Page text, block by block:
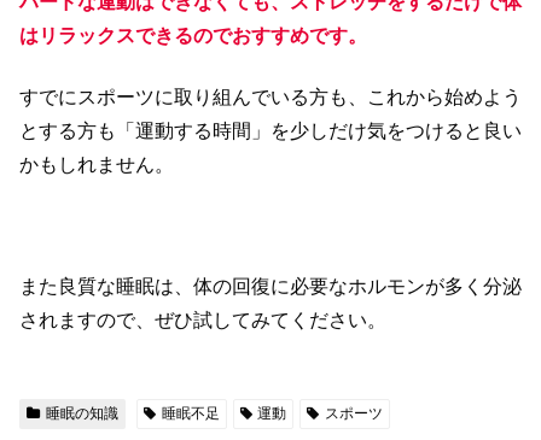
はリラックスできるのでおすすめです。
すでにスポーツに取り組んでいる方も、これから始めよう
とする方も「運動する時間」を少しだけ気をつけると良い
かもしれません。
また良質な睡眠は、体の回復に必要なホルモンが多く分泌
されますので、ぜひ試してみてください。
睡眠の知識 睡眠不足 運動 スポーツ